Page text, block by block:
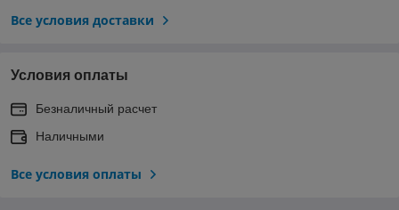
Все условия доставки
Условия оплаты
Безналичный расчет
Наличными
Все условия оплаты